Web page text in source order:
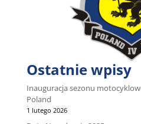
Ostatnie wpisy
Inauguracja sezonu
Poland
1 lutego 2026